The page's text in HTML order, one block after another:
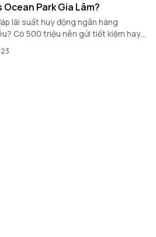
Park Gia Lâm?
lãi suất huy động ngân hàng
Có 500 triệu nên gửi tiết kiệm hay
Ocean Park Gia Lâm?